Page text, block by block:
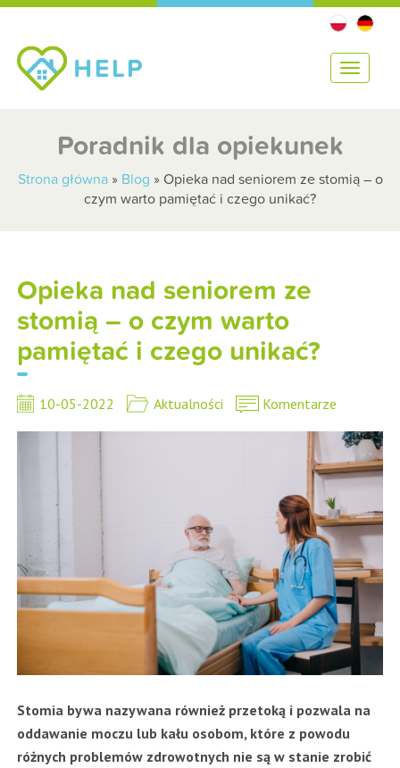
T
n
Poradnik dla opiekunek
Strona główna» Blog » Opieka nad seniorem ze stomią – o
czym warto pamiętać i czego unikać?
Opieka nad seniorem ze
stomią – o czym warto
pamiętać i czego unikać?
10-05-2022 Aktualności Komentarze
Stomia bywa nazywana również przetoką i pozwala na
oddawanie moczu lub kału osobom, które z powodu
różnych problemów zdrowotnych nie są w stanie zrobić